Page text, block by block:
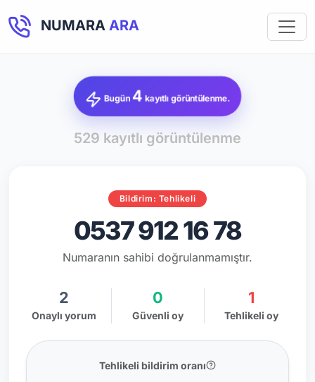
NUMARA ARA
Bugün 4 kayıtlı görüntülenme.
529 kayıtlı görüntülenme
Bildirim: Tehlikeli
0537 912 16 78
Numaranın sahibi doğrulanmamıştır.
2
Onaylı yorum
0
Güvenli oy
1
Tehlikeli oy
Tehlikeli bildirim oranı